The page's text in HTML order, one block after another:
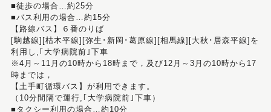
■徒歩の場合…約25分
■バス利用の場合…約15分
【路線バス】６番のりば
[駒越線][枯木平線][弥生･新岡･葛原線][相馬線][大秋･居森平線]を
利用し,｢大学病院前｣下車
※4月～11月の10時から18時まで，及び12月～3月の10時から17
時までは，
【土手町循環バス】が利用できます。
（10分間隔で運行,｢大学病院前｣下車）
■タクシー利用の場合…約10分